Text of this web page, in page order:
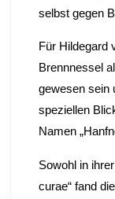
selbst gegen
Für Hildegard
Brennnessel
gewesen sein
speziellen
Namen
Sowohl in
curae“ fand